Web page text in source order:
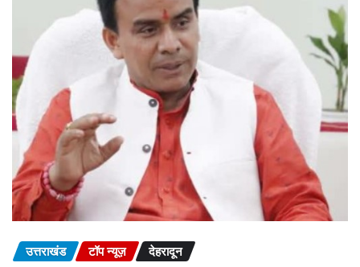
उत्तराखंड टॉप न्यूज़ देहरादून